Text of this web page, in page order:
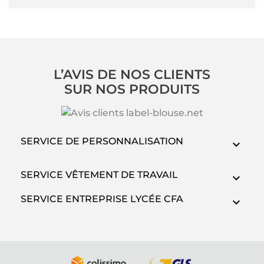
L’AVIS DE NOS CLIENTS
SUR NOS PRODUITS
SERVICE DE PERSONNALISATION
SERVICE VÊTEMENT DE TRAVAIL
SERVICE ENTREPRISE LYCÉE CFA